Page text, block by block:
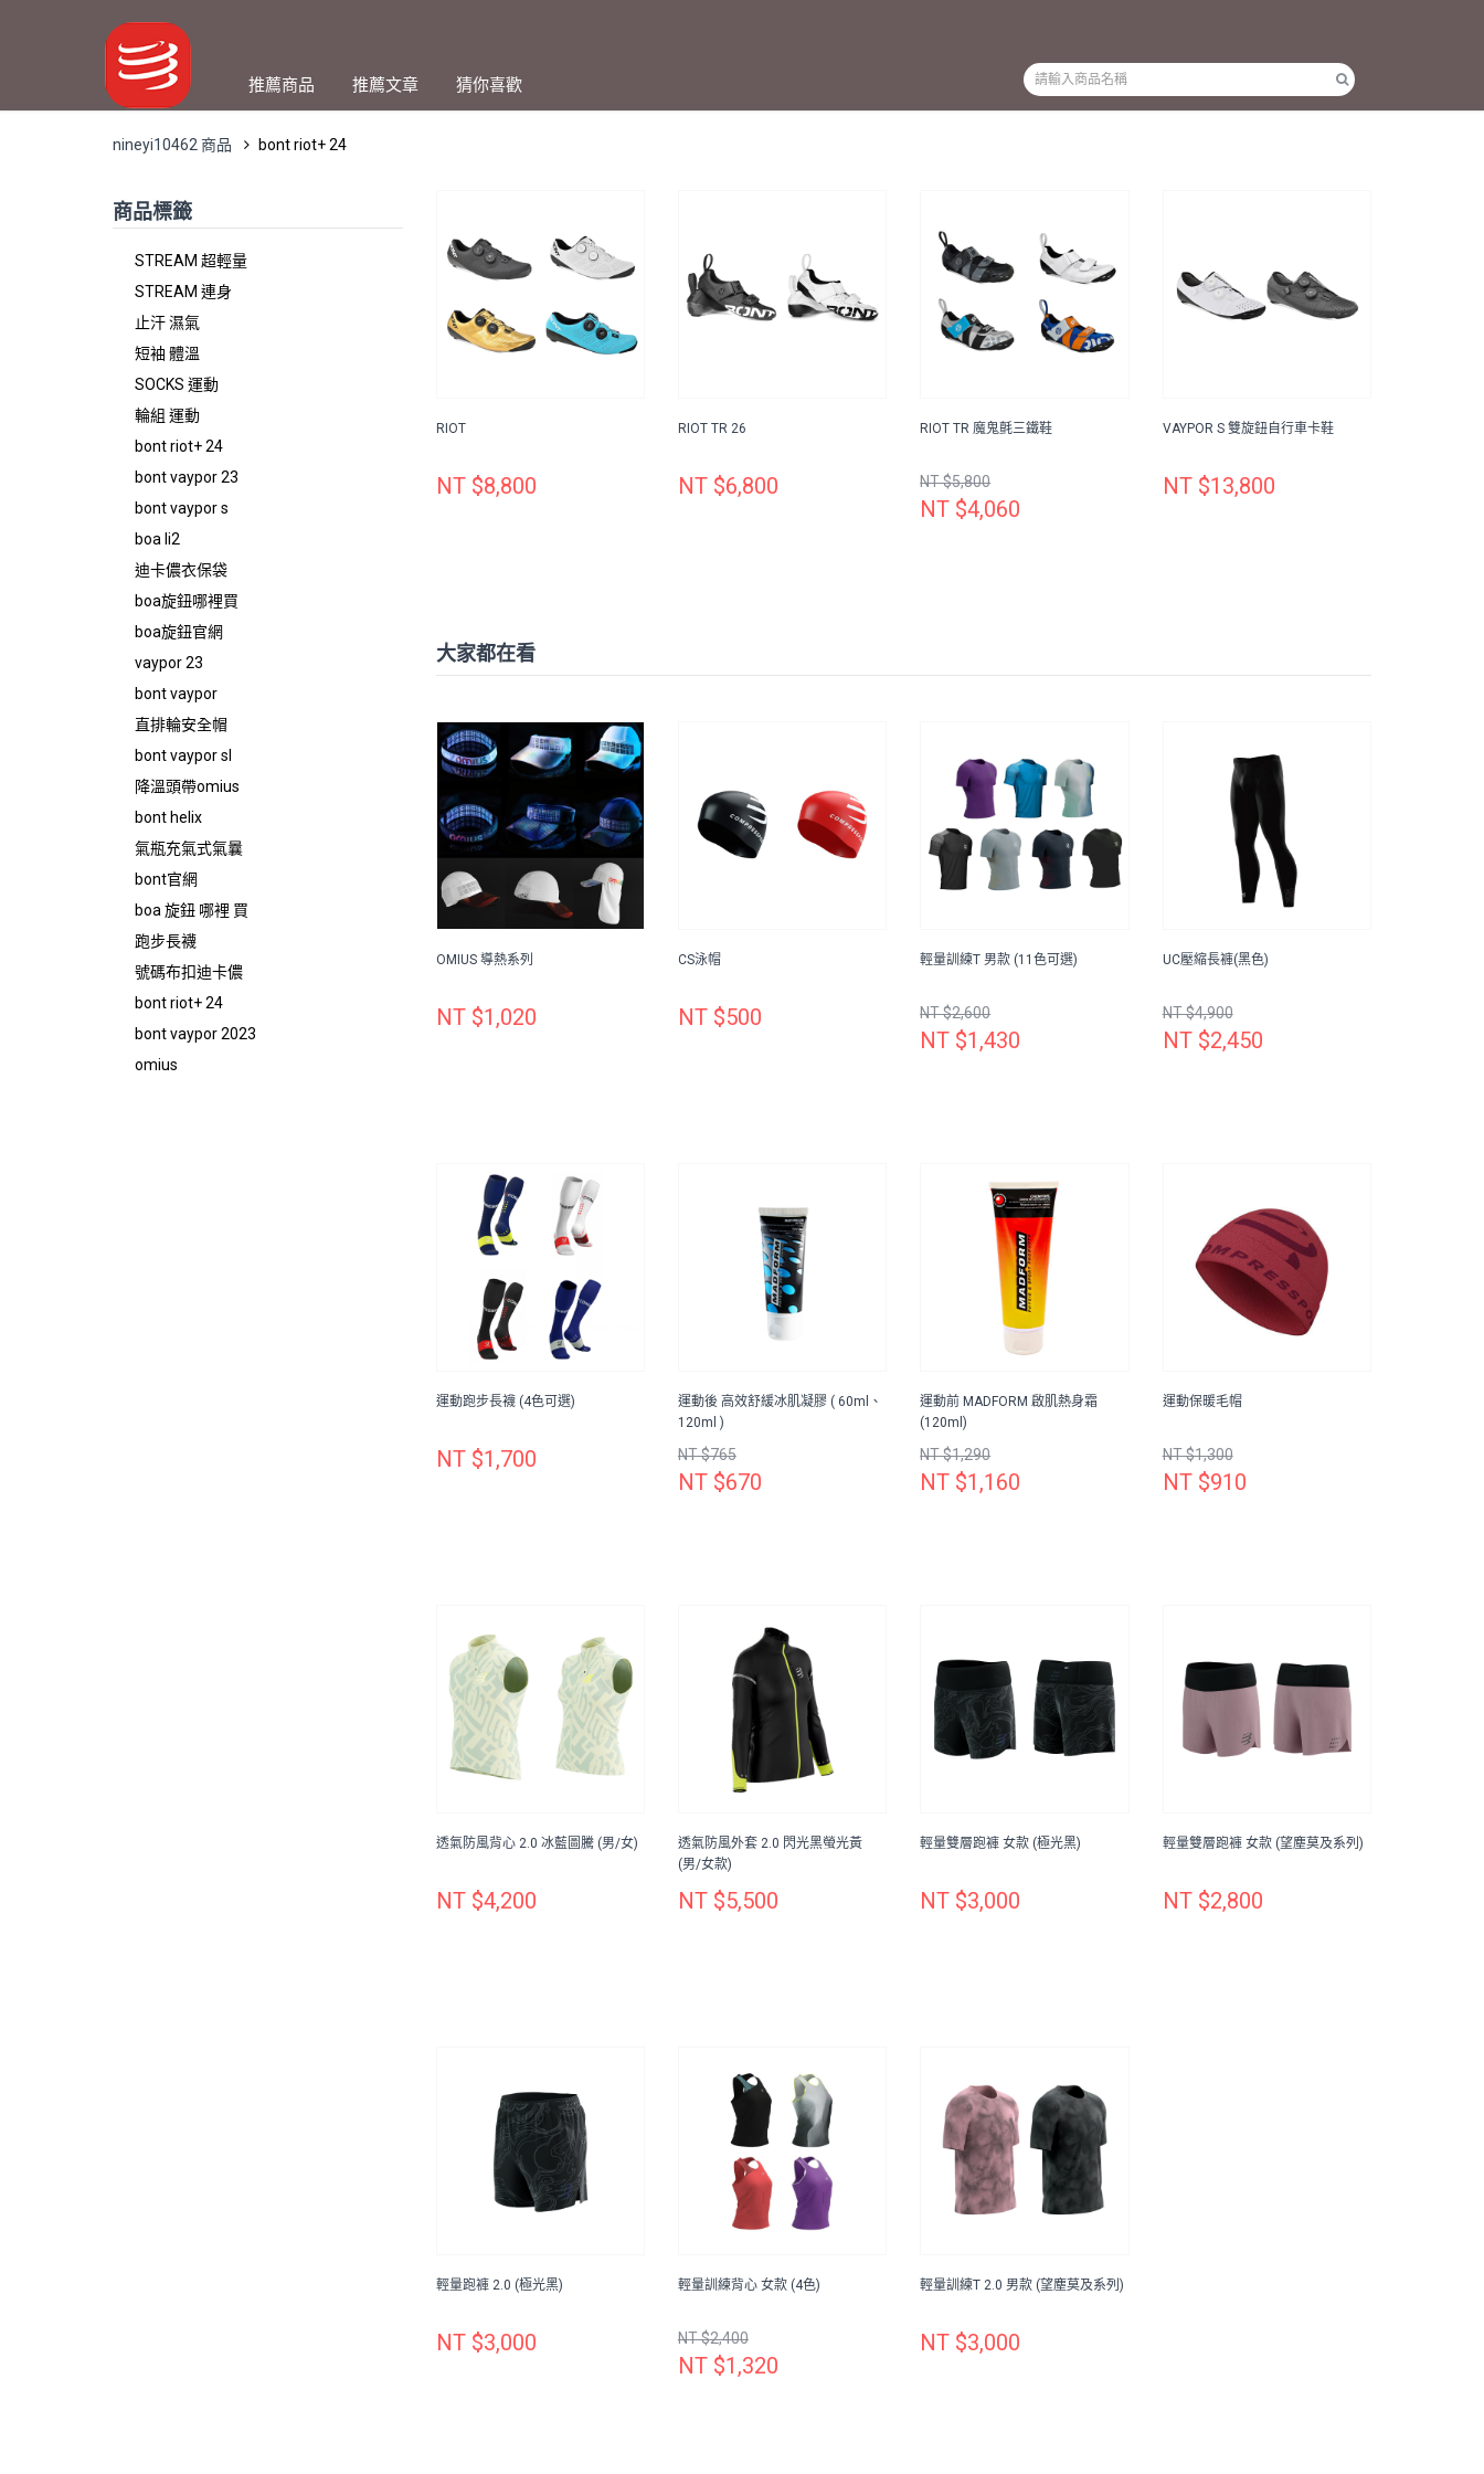
推薦商品 推薦文章 猜你喜歡
nineyi10462 商品 bont riot+ 24
商品標籤
STREAM 超輕量
STREAM 連身
止汗 濕氣
短袖 體溫
SOCKS 運動
輪組 運動
bont riot+ 24
bont vaypor 23
bont vaypor s
boa li2
迪卡儂衣保袋
boa旋鈕哪裡買
boa旋鈕官網
vaypor 23
bont vaypor
直排輪安全帽
bont vaypor sl
降溫頭帶omius
bont helix
氣瓶充氣式氣曩
bont官網
boa 旋鈕 哪裡 買
跑步長襪
號碼布扣迪卡儂
bont riot+ 24
bont vaypor 2023
omius
RIOT
NT $8,800
RIOT TR 26
NT $6,800
RIOT TR 魔鬼氈三鐵鞋
NT $5,800
NT $4,060
VAYPOR S 雙旋鈕自行車卡鞋
NT $13,800
大家都在看
OMIUS 導熱系列
NT $1,020
CS泳帽
NT $500
輕量訓練T 男款 (11色可選)
NT $2,600
NT $1,430
UC壓縮長褲(黑色)
NT $4,900
NT $2,450
運動跑步長襪 (4色可選)
NT $1,700
運動後 高效舒緩冰肌凝膠 ( 60ml、
120ml )
NT $765
NT $670
運動前 MADFORM 啟肌熱身霜
(120ml)
NT $1,290
NT $1,160
運動保暖毛帽
NT $1,300
NT $910
透氣防風背心 2.0 冰藍圖騰 (男/女)
NT $4,200
透氣防風外套 2.0 閃光黑螢光黃
(男/女款)
NT $5,500
輕量雙層跑褲 女款 (極光黑)
NT $3,000
輕量雙層跑褲 女款 (望塵莫及系列)
NT $2,800
輕量跑褲 2.0 (極光黑)
NT $3,000
輕量訓練背心 女款 (4色)
NT $2,400
NT $1,320
輕量訓練T 2.0 男款 (望塵莫及系列)
NT $3,000